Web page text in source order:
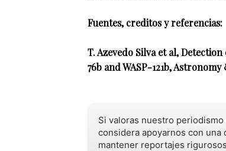
Fuentes, creditos y referencias:
T. Azevedo Silva et al,
76b and WASP-121b,
Si valoras nuestro
considera apoyarnos con una
mantener reportajes